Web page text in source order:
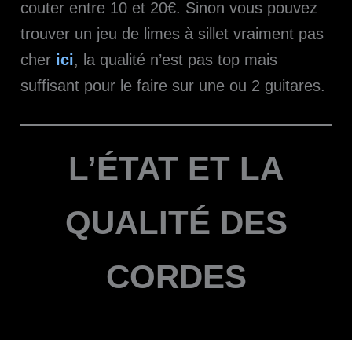
couter entre 10 et 20€. Sinon vous pouvez
trouver un jeu de limes à sillet vraiment pas
cher ici, la qualité n’est pas top mais
suffisant pour le faire sur une ou 2 guitares.
L’ÉTAT ET LA
QUALITÉ DES
CORDES